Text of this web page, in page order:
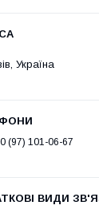
Україна
(97) 101-06-67